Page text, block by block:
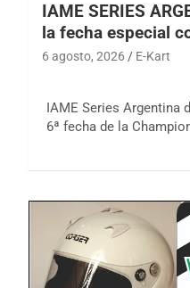
IAME SERIES
la fecha especial
6 agosto, 2026 E-Kart
IAME Series Argentina
6ª fecha de la